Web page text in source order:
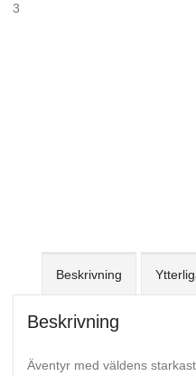
Beskrivning
Beskrivning
Äventyr med väldens